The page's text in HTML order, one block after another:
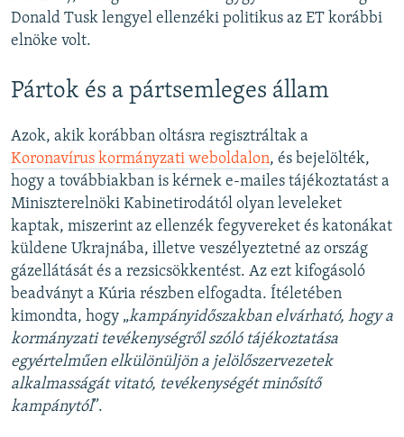
Donald Tusk lengyel ellenzéki politikus az ET korábbi
elnöke volt.
Pártok és a pártsemleges állam
Azok, akik korábban oltásra regisztráltak a
Koronavírus kormányzati weboldalon, és bejelölték,
hogy a továbbiakban is kérnek e-mailes tájékoztatást a
Miniszterelnöki Kabinetirodától olyan leveleket
kaptak, miszerint az ellenzék fegyvereket és katonákat
küldene Ukrajnába, illetve veszélyeztetné az ország
gázellátását és a rezsicsökkentést. Az ezt kifogásoló
beadványt a Kúria részben elfogadta. Ítéletében
kimondta, hogy „kampányidőszakban elvárható, hogy a
kormányzati tevékenységről szóló tájékoztatása
egyértelműen elkülönüljön a jelölőszervezetek
alkalmasságát vitató, tevékenységét minősítő
kampánytól”.